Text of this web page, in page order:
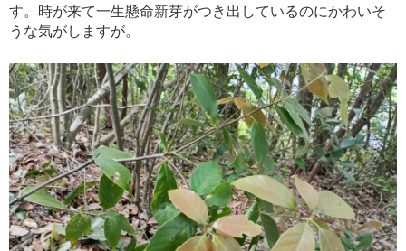
す。時が来て一生懸命新芽がつき出しているのにかわいそ
うな気がしますが。